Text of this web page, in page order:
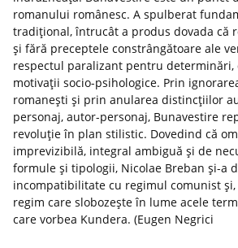
romanului românesc. A spulberat
tradiţional, întrucât a produs dovada că
şi fără preceptele constrângătoare ale
respectul paralizant pentru determinări,
motivaţii socio-psihologice. Prin
romaneşti şi prin anularea distincţiilor
personaj, autor-personaj, Bunavestire
revoluţie în plan stilistic. Dovedind că
imprevizibilă, integral ambiguă şi de
formule şi tipologii, Nicolae Breban şi-a
incompatibilitate cu regimul comunist
regim care slobozeşte în lume acele
care vorbea Kundera. (Eugen Negrici